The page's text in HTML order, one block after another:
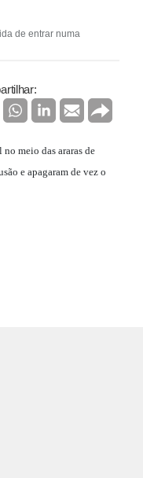
de entrar numa
meio das araras de
e apagaram de vez o